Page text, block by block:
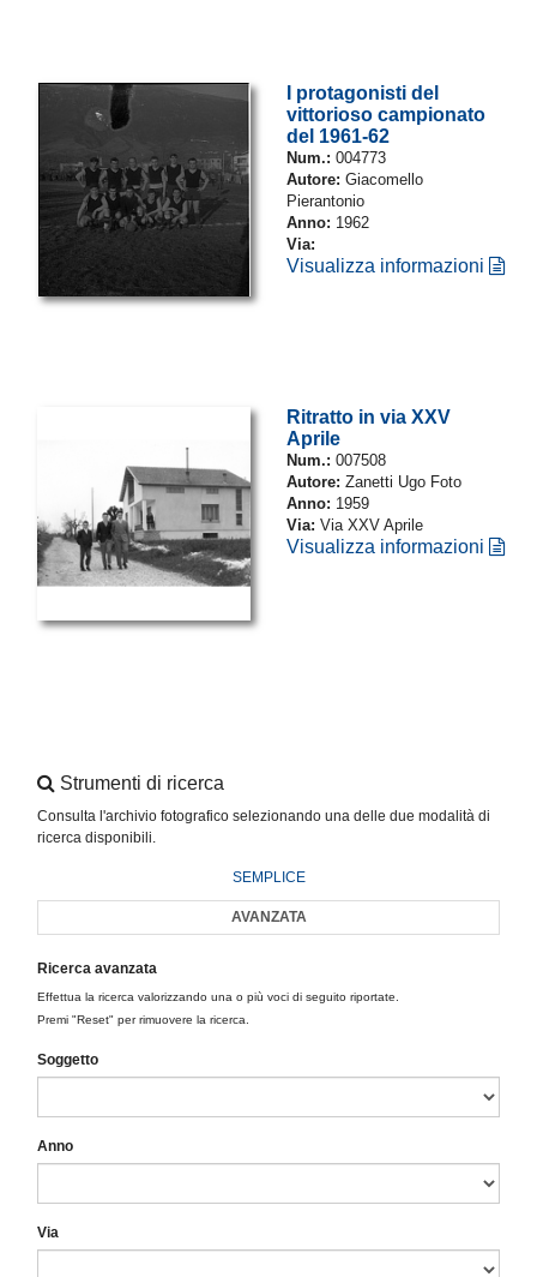
I protagonisti del
vittorioso campionato
del 1961-62
Num.: 004773
Autore: Giacomello
Pierantonio
Anno: 1962
Via:
Visualizza informazioni
Ritratto in via XXV
Aprile
Num.: 007508
Autore: Zanetti Ugo Foto
Anno: 1959
Via: Via XXV Aprile
Visualizza informazioni
Strumenti di ricerca
Consulta l'archivio fotografico selezionando una delle due modalità di
ricerca disponibili.
SEMPLICE
AVANZATA
Ricerca avanzata
Effettua la ricerca valorizzando una o più voci di seguito riportate.
Premi "Reset" per rimuovere la ricerca.
Soggetto
Anno
Via